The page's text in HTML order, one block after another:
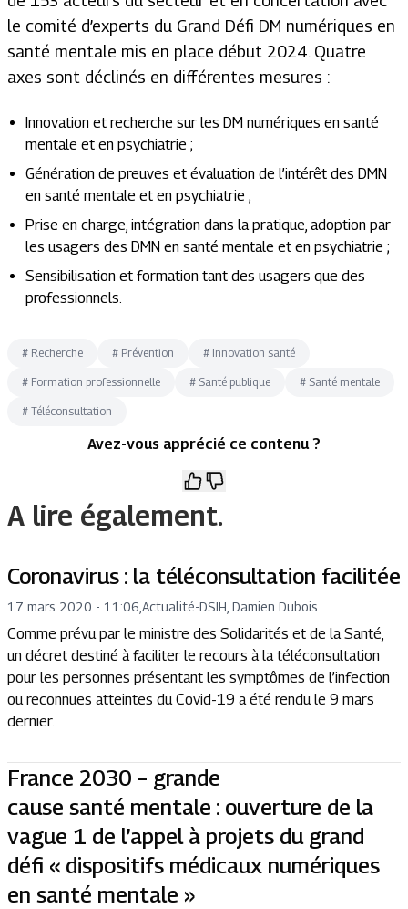
le comité d’experts du Grand Défi DM numériques en
santé mentale mis en place début 2024. Quatre
axes sont déclinés en différentes mesures :
Innovation et recherche sur les DM numériques en santé
mentale et en psychiatrie ;
Génération de preuves et évaluation de l’intérêt des DMN
en santé mentale et en psychiatrie ;
Prise en charge, intégration dans la pratique, adoption par
les usagers des DMN en santé mentale et en psychiatrie ;
Sensibilisation et formation tant des usagers que des
professionnels.
# Recherche # Prévention # Innovation santé
# Formation professionnelle # Santé publique # Santé mentale
# Téléconsultation
Avez-vous apprécié ce contenu ?
A lire également.
Coronavirus : la téléconsultation facilitée
17 mars 2020 - 11:06 Actualité-DSIH, Damien Dubois
Comme prévu par le ministre des Solidarités et de la Santé,
un décret destiné à faciliter le recours à la téléconsultation
pour les personnes présentant les symptômes de l’infection
ou reconnues atteintes du Covid-19 a été rendu le 9 mars
dernier.
France 2030 – grande
cause santé mentale : ouverture de la
vague 1 de l’appel à projets du grand
défi « dispositifs médicaux numériques
en santé mentale »